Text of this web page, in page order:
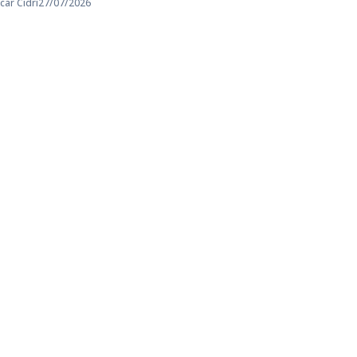
Cidri27/07/2026